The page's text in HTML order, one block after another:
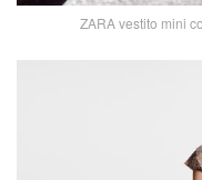
ZARA vestito mini